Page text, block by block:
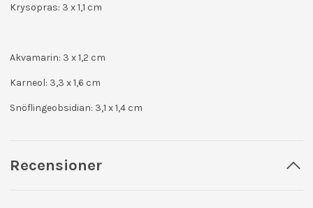
Krysopras: 3 x 1,1 cm
Akvamarin: 3 x 1,2 cm
Karneol: 3,3 x 1,6 cm
Snöflingeobsidian: 3,1 x 1,4 cm
Recensioner